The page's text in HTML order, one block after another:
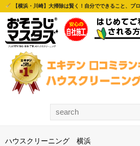
【横浜・川崎】大掃除は賢く！自分でできること、プ
ハウスクリーニング 横浜